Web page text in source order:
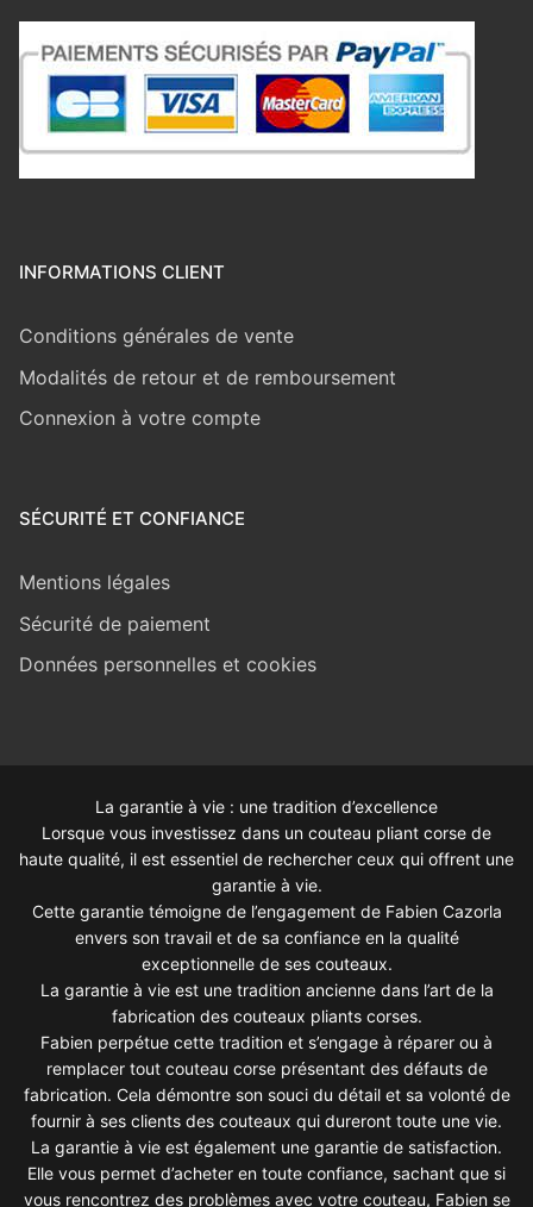
INFORMATIONS CLIENT
Conditions générales de vente
Modalités de retour et de remboursement
Connexion à votre compte
SÉCURITÉ ET CONFIANCE
Mentions légales
Sécurité de paiement
Données personnelles et cookies
La garantie à vie : une tradition d’excellence
Lorsque vous investissez dans un couteau pliant corse de
haute qualité, il est essentiel de rechercher ceux qui offrent une
garantie à vie.
Cette garantie témoigne de l’engagement de Fabien Cazorla
envers son travail et de sa confiance en la qualité
exceptionnelle de ses couteaux.
La garantie à vie est une tradition ancienne dans l’art de la
fabrication des couteaux pliants corses.
Fabien perpétue cette tradition et s’engage à réparer ou à
remplacer tout couteau corse présentant des défauts de
fabrication. Cela démontre son souci du détail et sa volonté de
fournir à ses clients des couteaux qui dureront toute une vie.
La garantie à vie est également une garantie de satisfaction.
Elle vous permet d’acheter en toute confiance, sachant que si
vous rencontrez des problèmes avec votre couteau, Fabien se